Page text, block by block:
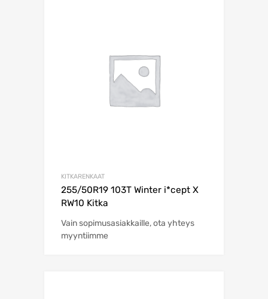
KITKARENKAAT
255/50R19 103T Winter i*cept X
RW10 Kitka
Vain sopimusasiakkaille, ota yhteys
myyntiimme